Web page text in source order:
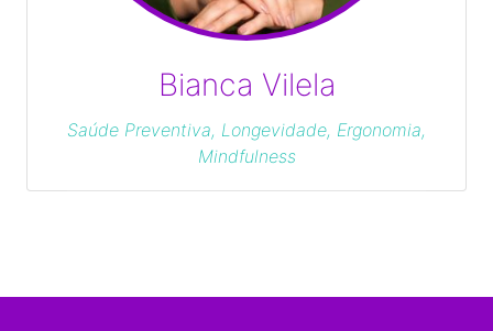
Bianca Vilela
Saúde Preventiva, Longevidade, Ergonomia,
Mindfulness